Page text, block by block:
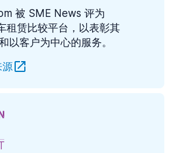
被 SME News 评为
租赁比较平台，以表彰其
以客户为中心的服务。
源